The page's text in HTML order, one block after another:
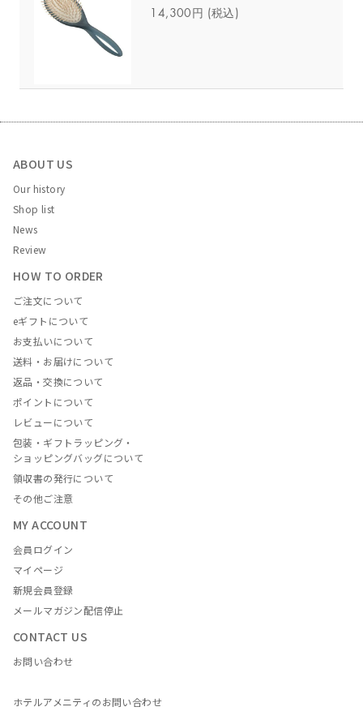
14,300円 (税込)
ABOUT US
Our history
Shop list
News
Review
HOW TO ORDER
ご注文について
eギフトについて
お支払いについて
送料・お届けについて
返品・交換について
ポイントについて
レビューについて
包装・ギフトラッピング・
ショッピングバッグについて
領収書の発行について
その他ご注意
MY ACCOUNT
会員ログイン
マイページ
新規会員登録
メールマガジン配信停止
CONTACT US
お問い合わせ
ホテルアメニティのお問い合わせ